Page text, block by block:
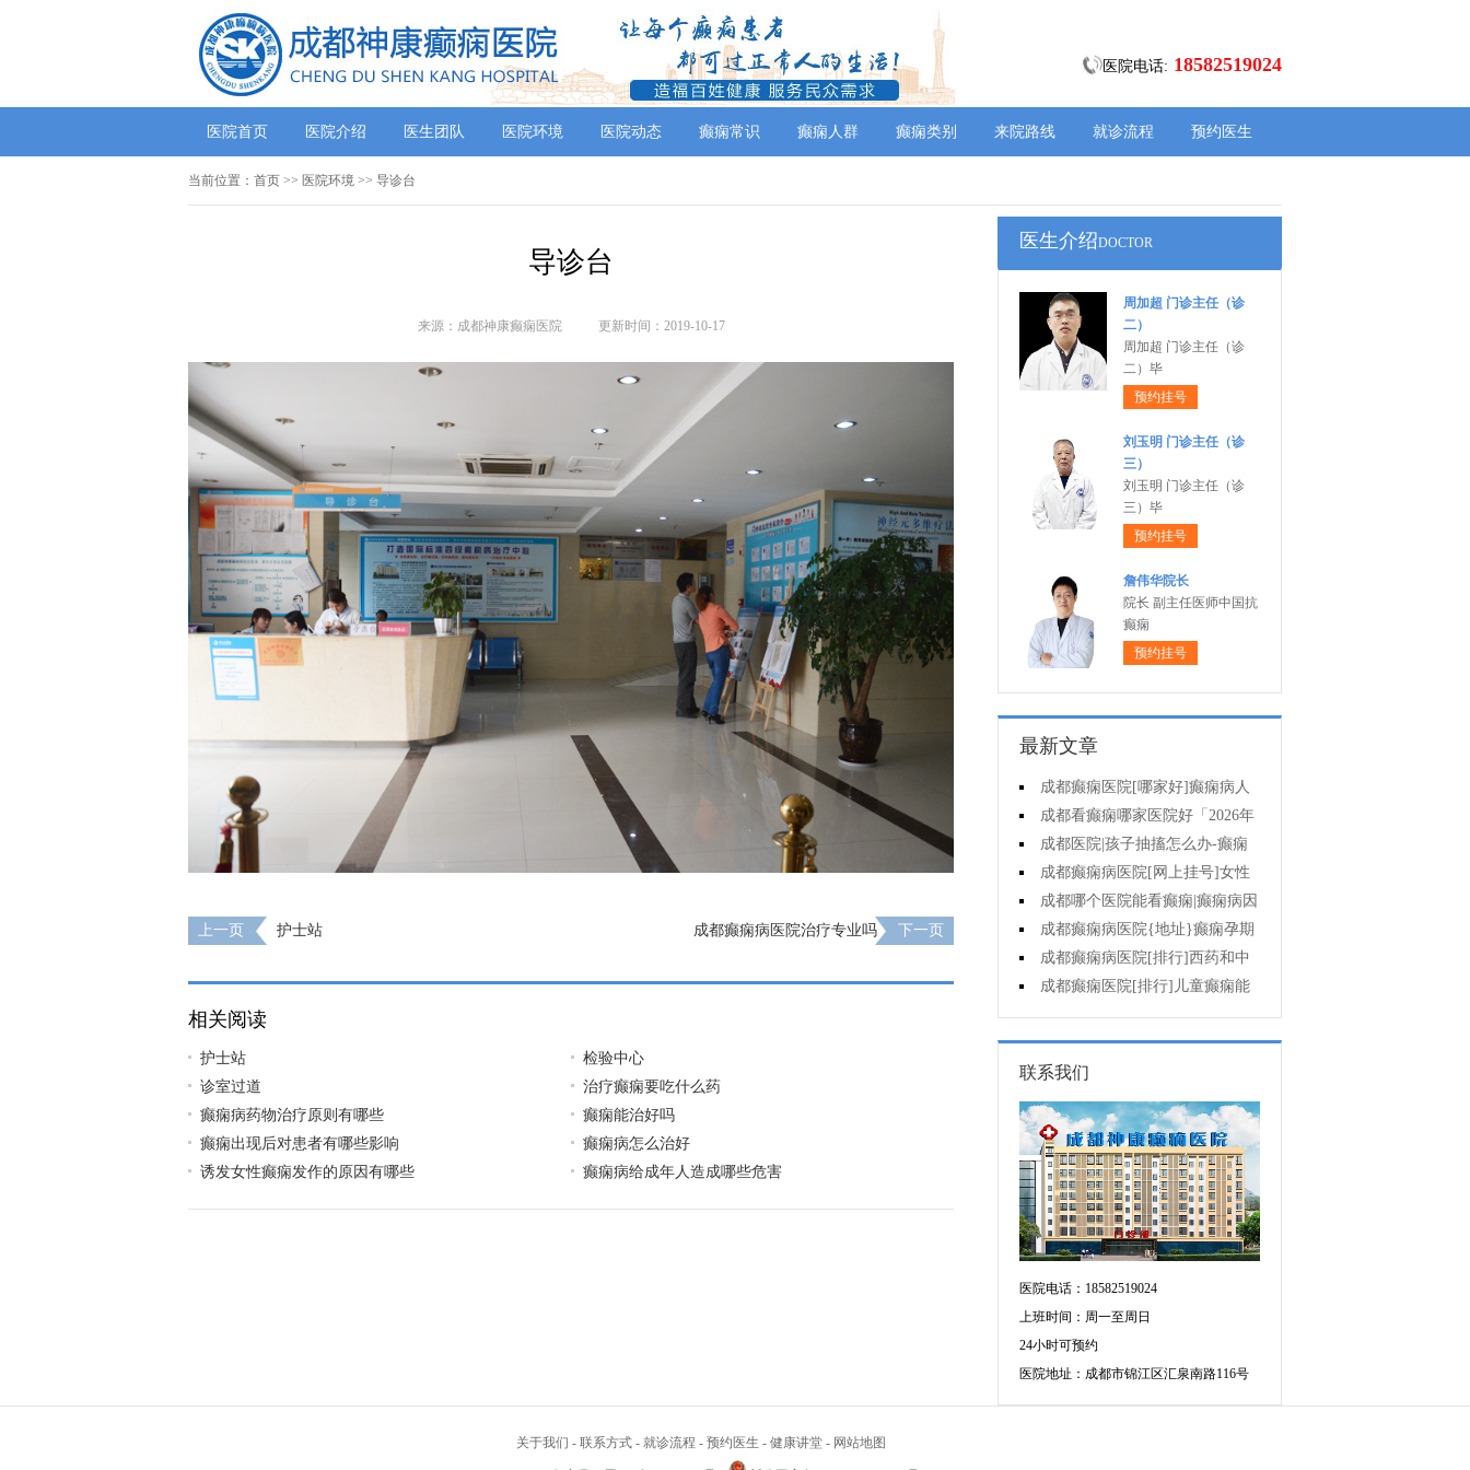
医院电话: 18582519024
医院首页 医院介绍 医生团队 医院环境 医院动态 癫痫常识 癫痫人群 癫痫类别 来院路线 就诊流程 预约医生
当前位置： 首页 >> 医院环境 >> 导诊台
导诊台
来源：成都神康癫痫医院 更新时间：2019-10-17
上一页 护士站 成都癫痫病医院治疗专业吗 下一页
相关阅读
护士站
检验中心
诊室过道
治疗癫痫要吃什么药
癫痫病药物治疗原则有哪些
癫痫能治好吗
癫痫出现后对患者有哪些影响
癫痫病怎么治好
诱发女性癫痫发作的原因有哪些
癫痫病给成年人造成哪些危害
医生介绍DOCTOR
周加超 门诊主任（诊
二）
周加超 门诊主任（诊
二）毕
预约挂号
刘玉明 门诊主任（诊
三）
刘玉明 门诊主任（诊
三）毕
预约挂号
詹伟华院长
院长 副主任医师中国抗
癫痫
预约挂号
最新文章
成都癫痫医院[哪家好]癫痫病人
一定要注意哪些护理问题?
成都看癫痫哪家医院好「2026年
度公布」这些常见的食物能帮助癫
痫治疗!
成都医院|孩子抽搐怎么办-癫痫
性精神障碍的护理措施有哪些?
成都癫痫病医院[网上挂号]女性
癫痫治疗方法有哪些?
成都哪个医院能看癫痫|癫痫病因
治疗?成都癫痫病医院{地址}癫痫孕期
要留意什么?
成都癫痫病医院[排行]西药和中
药治羊癫疯哪个好?
成都癫痫医院[排行]儿童癫痫能
治疗好吗?
联系我们
医院电话：18582519024
上班时间：周一至周日
24小时可预约
医院地址：成都市锦江区汇泉南路116号
关于我们 - 联系方式 - 就诊流程 - 预约医生 - 健康讲堂 - 网站地图